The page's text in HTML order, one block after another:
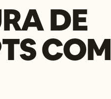
DE
COM